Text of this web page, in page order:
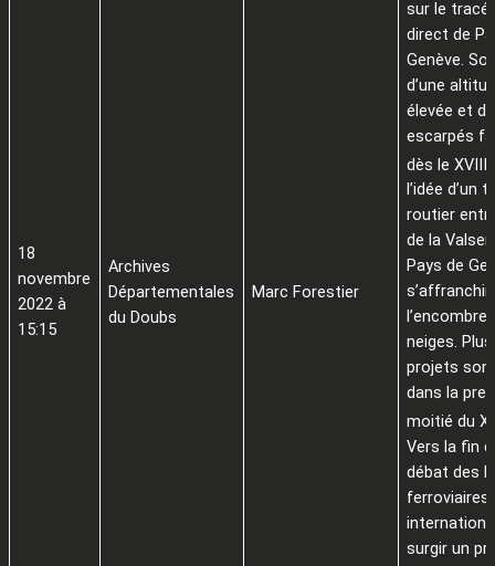
18
novembre
2022 à
15:15
Archives
Départementales
du Doubs
Marc Forestier
sur le tracé
direct de
Genève.
d’une
élevée et
escarpés
dès le XVIII
l’idée d’un
routier
de la
Pays de
s’affranchir
neiges.
projets
dans la
moitié du
Vers la fin
débat des
ferroviaires
surgir un